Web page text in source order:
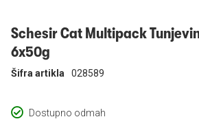
Schesir Cat Multipack
6x50g
Dostupno odmah
Šifra artikla 028589